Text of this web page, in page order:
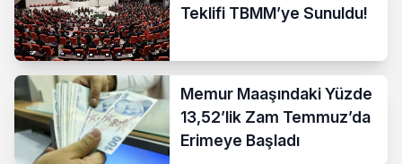
Teklifi TBMM’ye Sunuldu!
Memur Maaşındaki Yüzde
13,52’lik Zam Temmuz’da
Erimeye Başladı